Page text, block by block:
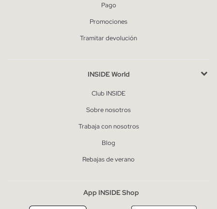
Pago
Promociones
Tramitar devolución
INSIDE World
Club INSIDE
Sobre nosotros
Trabaja con nosotros
Blog
Rebajas de verano
App INSIDE Shop